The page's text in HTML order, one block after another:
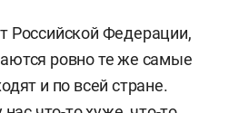
Российской Федерации,
ровно те же самые
и по всей стране.